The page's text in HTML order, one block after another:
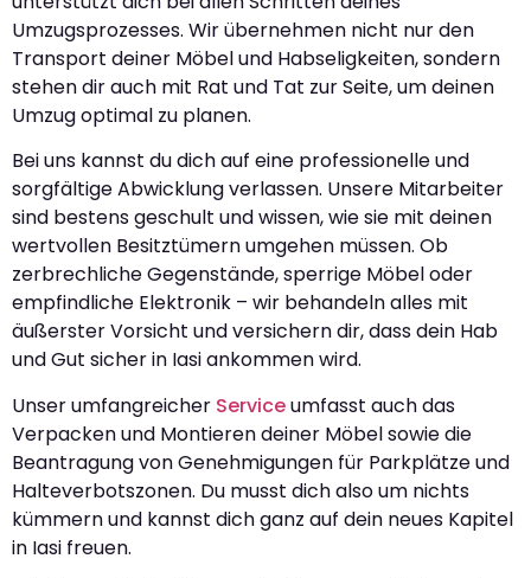
Umzugsprozesses. Wir übernehmen nicht nur den
Transport deiner Möbel und Habseligkeiten, sondern
stehen dir auch mit Rat und Tat zur Seite, um deinen
Umzug optimal zu planen.
Bei uns kannst du dich auf eine professionelle und
sorgfältige Abwicklung verlassen. Unsere Mitarbeiter
sind bestens geschult und wissen, wie sie mit deinen
wertvollen Besitztümern umgehen müssen. Ob
zerbrechliche Gegenstände, sperrige Möbel oder
empfindliche Elektronik – wir behandeln alles mit
äußerster Vorsicht und versichern dir, dass dein Hab
und Gut sicher in Iasi ankommen wird.
Unser umfangreicher Serviceumfasst auch das
Verpacken und Montieren deiner Möbel sowie die
Beantragung von Genehmigungen für Parkplätze und
Halteverbotszonen. Du musst dich also um nichts
kümmern und kannst dich ganz auf dein neues Kapitel
in Iasi freuen.